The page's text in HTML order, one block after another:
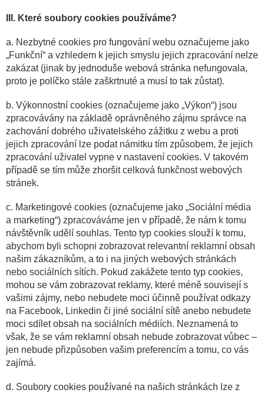
III. Které soubory cookies používáme?
a. Nezbytné cookies pro fungování webu označujeme jako
„Funkční“ a vzhledem k jejich smyslu jejich zpracování nelze
zakázat (jinak by jednoduše webová stránka nefungovala,
proto je políčko stále zaškrtnuté a musí to tak zůstat).
b. Výkonnostní cookies (označujeme jako „Výkon“) jsou
zpracovávány na základě oprávněného zájmu správce na
zachování dobrého uživatelského zážitku z webu a proti
jejich zpracování lze podat námitku tím způsobem, že jejich
zpracování uživatel vypne v nastavení cookies. V takovém
případě se tím může zhoršit celková funkčnost webových
stránek.
c. Marketingové cookies (označujeme jako „Sociální média
a marketing“) zpracováváme jen v případě, že nám k tomu
návštěvník udělí souhlas. Tento typ cookies slouží k tomu,
abychom byli schopni zobrazovat relevantní reklamní obsah
našim zákazníkům, a to i na jiných webových stránkách
nebo sociálních sítích. Pokud zakážete tento typ cookies,
mohou se vám zobrazovat reklamy, které méně souvisejí s
vašimi zájmy, nebo nebudete moci účinně používat odkazy
na Facebook, Linkedin či jiné sociální sítě anebo nebudete
moci sdílet obsah na sociálních médiích. Neznamená to
však, že se vám reklamní obsah nebude zobrazovat vůbec –
jen nebude přizpůsoben vašim preferencím a tomu, co vás
zajímá.
d. Soubory cookies používané na našich stránkách lze z